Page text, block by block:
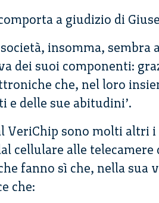
a giudizio di
insomma,
dei suoi componenti:
che, nel loro
e delle sue abitudini’.
VeriChip sono molti altri
cellulare alle
fanno sì che, nella sua
che: